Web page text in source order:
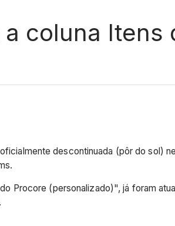
coluna Itens
descontinuada (pôr do sol)
Procore (personalizado)", já foram